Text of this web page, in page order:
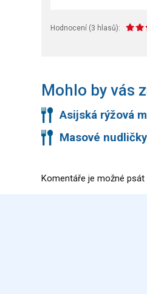
Hodnocení (3 hlasů):
Mohlo by vás
Asijská rýžová
Masové
Komentáře je možné psát